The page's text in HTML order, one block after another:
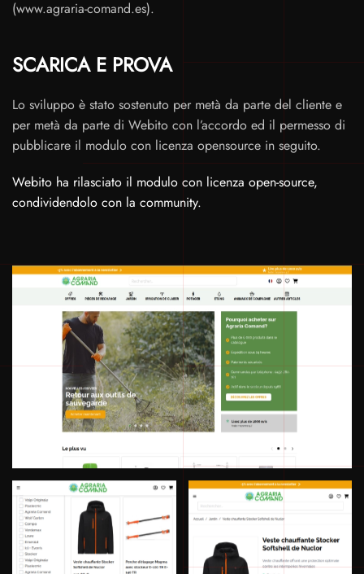
(www.agraria-comand.es).
SCARICA E PROVA
Lo sviluppo è stato sostenuto per metà da parte del cliente e
per metà da parte di Webito con l’accordo ed il permesso di
pubblicare il modulo con licenza opensource in seguito.
Webito ha rilasciato il modulo con licenza open-source,
condividendolo con la community.